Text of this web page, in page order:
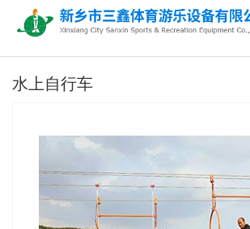
水上自行车